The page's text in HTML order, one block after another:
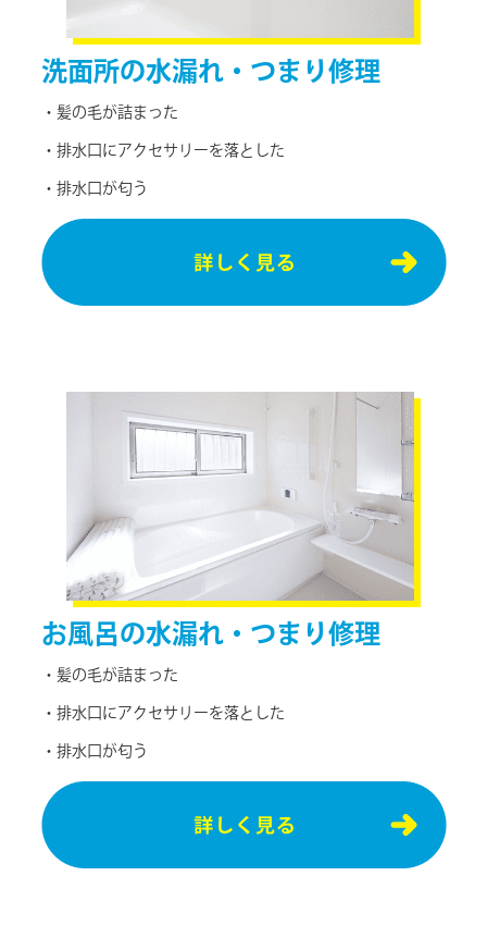
洗⾯所の水漏れ・つまり修理
・髪の⽑が詰まった
・排⽔⼝にアクセサリーを落とした
・排⽔⼝が匂う
お⾵呂の水漏れ・つまり修理
・髪の⽑が詰まった
・排⽔⼝にアクセサリーを落とした
・排⽔⼝が匂う